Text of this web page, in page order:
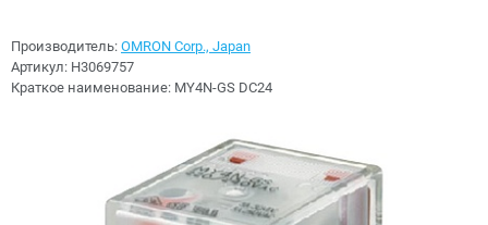
Производитель: OMRON Corp., Japan
Артикул: H3069757
Краткое наименование: MY4N-GS DC24